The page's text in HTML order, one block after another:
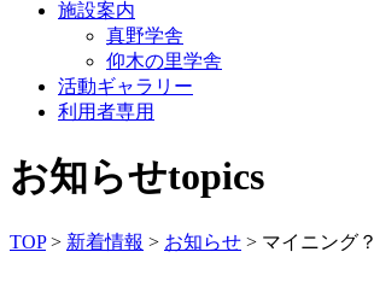
施設案内
真野学舎
仰木の里学舎
活動ギャラリー
利用者専用
お知らせtopics
TOP> 新着情報 > お知らせ > マイニング？